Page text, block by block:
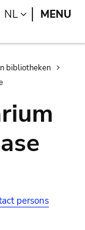
Search
NL LANGUAGE
MENU
bibliotheken
persons